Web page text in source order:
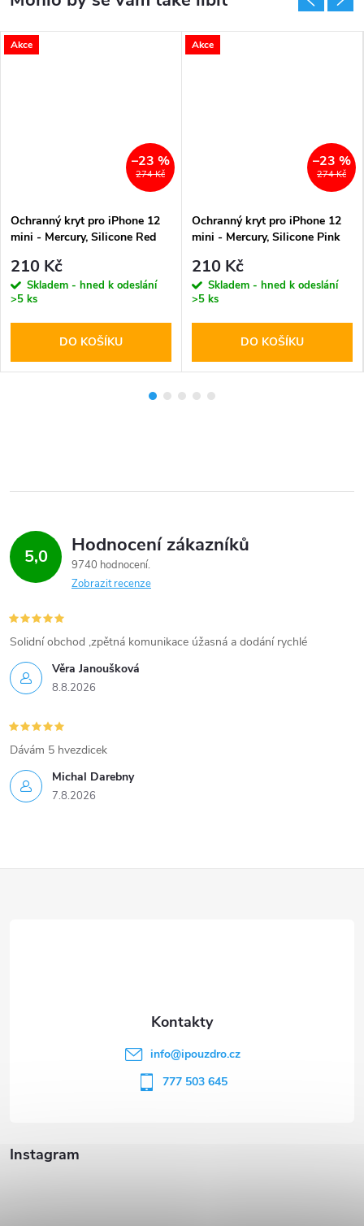
Akce
274 Kč
–23 %
Ochranný kryt pro iPhone 12
mini - Mercury, Silicone Red
210 Kč
Skladem - hned k odeslání
>5 ks
DO KOŠÍKU
Akce
274 Kč
–23 %
Ochranný kryt pro iPhone 12
mini - Mercury, Silicone Pink
210 Kč
Skladem - hned k odeslání
>5 ks
DO KOŠÍKU
5,0 Hodnocení zákazníků
9740 hodnocení
Zobrazit recenze
Věra Janoušková
8.8.2026
Solidní obchod ,zpětná komunikace úžasná a dodání rychlé
Michal Darebny
7.8.2026
Dávám 5 hvezdicek
Instagram
info@ipouzdro.cz
777 503 645